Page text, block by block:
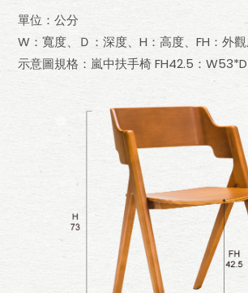
單位：公分
W：寬度、Ｄ：深度、H：高度、FH：外
示意圖規格：嵐中扶手椅 FH42.5：